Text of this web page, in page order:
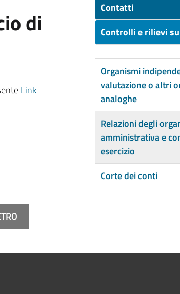
di
Link
Contatti
Controlli e rilievi
Organismi
valutazione o altri
analoghe
Relazioni degli
amministrativa e
esercizio
Corte dei conti